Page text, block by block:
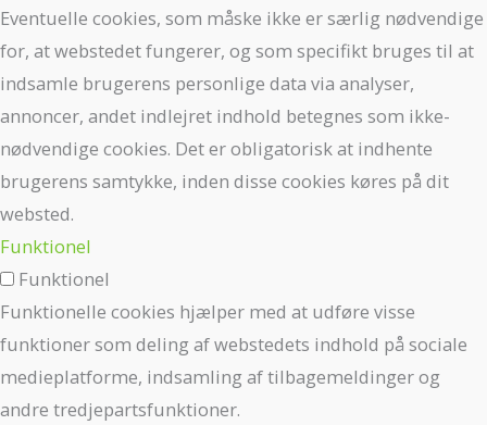
Eventuelle cookies, som måske ikke er særlig nødvendige
for, at webstedet fungerer, og som specifikt bruges til at
indsamle brugerens personlige data via analyser,
annoncer, andet indlejret indhold betegnes som ikke-
nødvendige cookies. Det er obligatorisk at indhente
brugerens samtykke, inden disse cookies køres på dit
websted.
Funktionel
Funktionel
Funktionelle cookies hjælper med at udføre visse
funktioner som deling af webstedets indhold på sociale
medieplatforme, indsamling af tilbagemeldinger og
andre tredjepartsfunktioner.